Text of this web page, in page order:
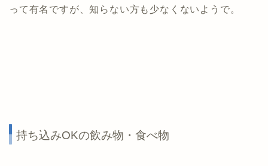
って有名ですが、知らない方も少なくないようで。
持ち込みOKの飲み物・食べ物